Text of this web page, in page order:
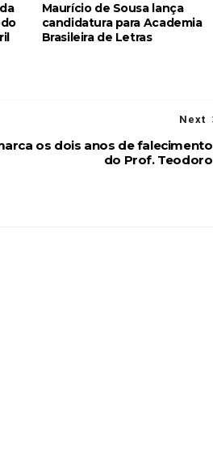
Maurício de Sousa lança
candidatura para Academia
Brasileira de Letras
Next
os dois anos de falecimento
do Prof. Teodoro